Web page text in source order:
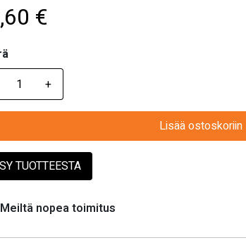
€
Lisää ostoskoriin
TUOTTEESTA
Meiltä nopea toimitus